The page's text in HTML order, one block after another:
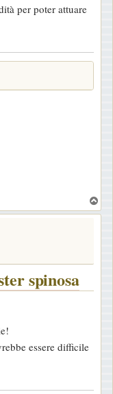
per poter attuare
o
spinosa
essere difficile